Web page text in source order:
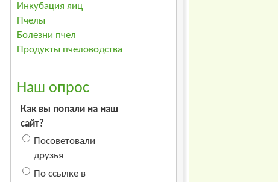
Инкубация яиц
Пчелы
Болезни пчел
Продукты пчеловодства
Наш опрос
Как вы попали на наш
сайт?
Посоветовали
друзья
По ссылке в